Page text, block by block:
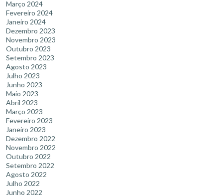
Março 2024
Fevereiro 2024
Janeiro 2024
Dezembro 2023
Novembro 2023
Outubro 2023
Setembro 2023
Agosto 2023
Julho 2023
Junho 2023
Maio 2023
Abril 2023
Março 2023
Fevereiro 2023
Janeiro 2023
Dezembro 2022
Novembro 2022
Outubro 2022
Setembro 2022
Agosto 2022
Julho 2022
Junho 2022